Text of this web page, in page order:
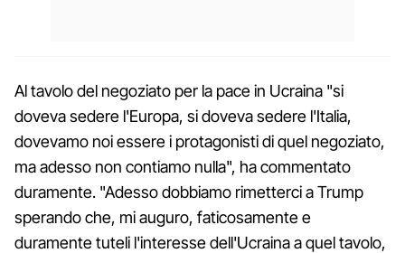
Al tavolo del negoziato per la pace in Ucraina "si
doveva sedere l'Europa, si doveva sedere l'Italia,
dovevamo noi essere i protagonisti di quel negoziato,
ma adesso non contiamo nulla", ha commentato
duramente. "Adesso dobbiamo rimetterci a Trump
sperando che, mi auguro, faticosamente e
duramente tuteli l'interesse dell'Ucraina a quel tavolo,